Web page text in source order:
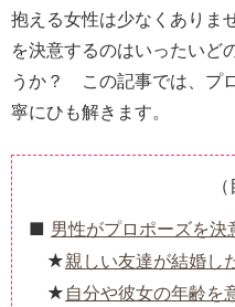
抱える女性は少なくありま
を決意するのはいったいど
うか？ この記事では、プ
寧にひも解きます。
男性がプロポーズを決
親しい友達が結婚し
自分や彼女の年齢を